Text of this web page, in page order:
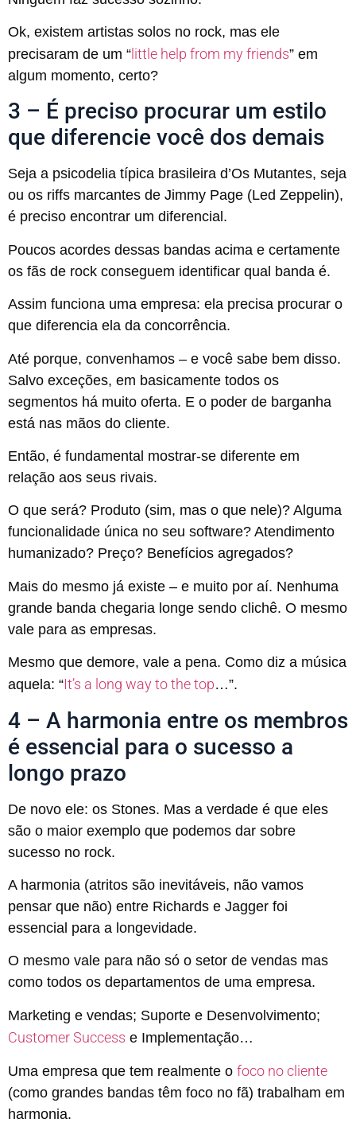
Ok, existem artistas solos no rock, mas ele
precisaram de um “ little help from my friends” em
algum momento, certo?
3 – É preciso procurar um estilo
que diferencie você dos demais
Seja a psicodelia típica brasileira d’Os Mutantes, seja
ou os riffs marcantes de Jimmy Page (Led Zeppelin),
é preciso encontrar um diferencial.
Poucos acordes dessas bandas acima e certamente
os fãs de rock conseguem identificar qual banda é.
Assim funciona uma empresa: ela precisa procurar o
que diferencia ela da concorrência.
Até porque, convenhamos – e você sabe bem disso.
Salvo exceções, em basicamente todos os
segmentos há muito oferta. E o poder de barganha
está nas mãos do cliente.
Então, é fundamental mostrar-se diferente em
relação aos seus rivais.
O que será? Produto (sim, mas o que nele)? Alguma
funcionalidade única no seu software? Atendimento
humanizado? Preço? Benefícios agregados?
Mais do mesmo já existe – e muito por aí. Nenhuma
grande banda chegaria longe sendo clichê. O mesmo
vale para as empresas.
Mesmo que demore, vale a pena. Como diz a música
aquela: “It’s a long way to the top…”.
4 – A harmonia entre os membros
é essencial para o sucesso a
longo prazo
De novo ele: os Stones. Mas a verdade é que eles
são o maior exemplo que podemos dar sobre
sucesso no rock.
A harmonia (atritos são inevitáveis, não vamos
pensar que não) entre Richards e Jagger foi
essencial para a longevidade.
O mesmo vale para não só o setor de vendas mas
como todos os departamentos de uma empresa.
Marketing e vendas; Suporte e Desenvolvimento;
Customer Success e Implementação…
Uma empresa que tem realmente o foco no cliente
(como grandes bandas têm foco no fã) trabalham em
harmonia.